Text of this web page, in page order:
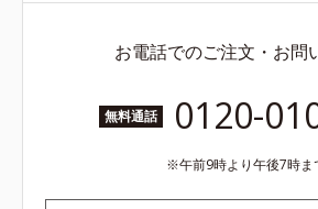
お電話でのご注文・お問
無料通話 0120-
午前9時より午後7時ま